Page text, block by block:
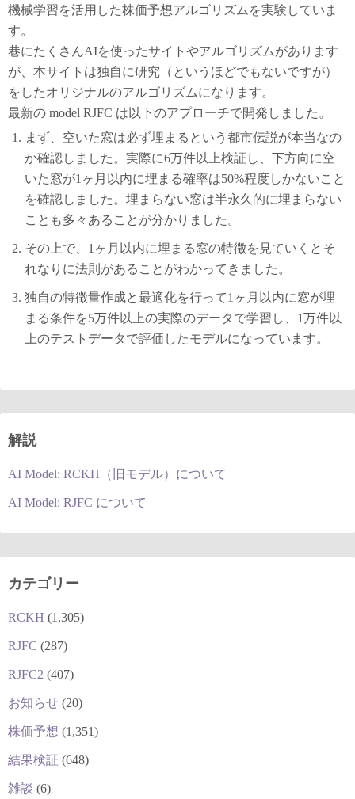
機械学習を活用した株価予想アルゴリズムを実験していま
す。
巷にたくさんAIを使ったサイトやアルゴリズムがあります
が、本サイトは独自に研究（というほどでもないですが）
をしたオリジナルのアルゴリズムになります。
最新の model RJFC は以下のアプローチで開発しました。
まず、空いた窓は必ず埋まるという都市伝説が本当なの
か確認しました。実際に6万件以上検証し、下方向に空
いた窓が1ヶ月以内に埋まる確率は50%程度しかないこと
を確認しました。埋まらない窓は半永久的に埋まらない
ことも多々あることが分かりました。
その上で、1ヶ月以内に埋まる窓の特徴を見ていくとそ
れなりに法則があることがわかってきました。
独自の特徴量作成と最適化を行って1ヶ月以内に窓が埋
まる条件を5万件以上の実際のデータで学習し、1万件以
上のテストデータで評価したモデルになっています。
解説
AI Model: RCKH（旧モデル）について
AI Model: RJFC について
カテゴリー
RCKH (1,305)
RJFC (287)
RJFC2 (407)
お知らせ (20)
株価予想 (1,351)
結果検証 (648)
雑談 (6)